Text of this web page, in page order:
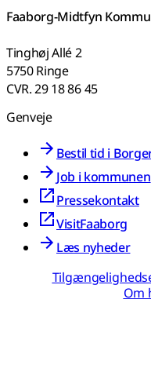
Faaborg-Midtfyn
Tinghøj Allé 2
5750 Ringe
CVR. 29 18 86 45
Genveje
Bestil tid i
Job i kommunen
Pressekontakt
VisitFaaborg
Læs nyheder
Om